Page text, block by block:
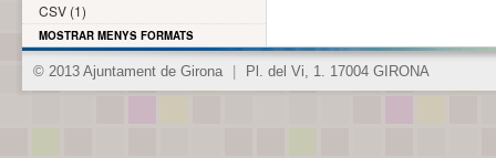
CSV (1)
MOSTRAR MENYS FORMATS
© 2013 Ajuntament de Girona Pl. del Vi, 1. 17004 GIRONA